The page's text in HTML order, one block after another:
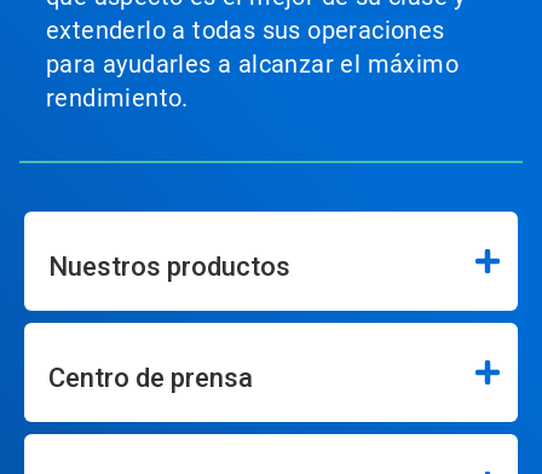
extenderlo a todas sus operaciones
para ayudarles a alcanzar el máximo
rendimiento.
Nuestros productos
Centro de prensa